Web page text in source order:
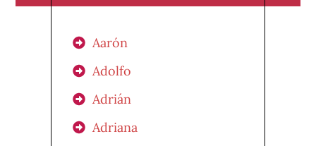
Aarón
Adolfo
Adrián
Adriana